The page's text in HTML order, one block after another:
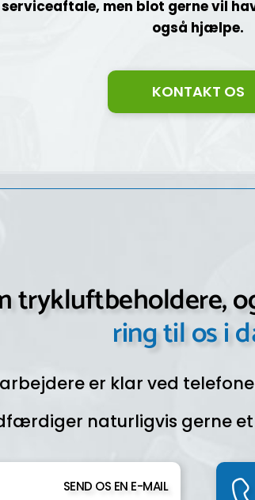
men blot gerne vil
også hjælpe.
KONTAKT OS
trykluftbeholdere,
ring til os i
er klar ved
naturligvis gerne
SEND OS EN E-MAIL